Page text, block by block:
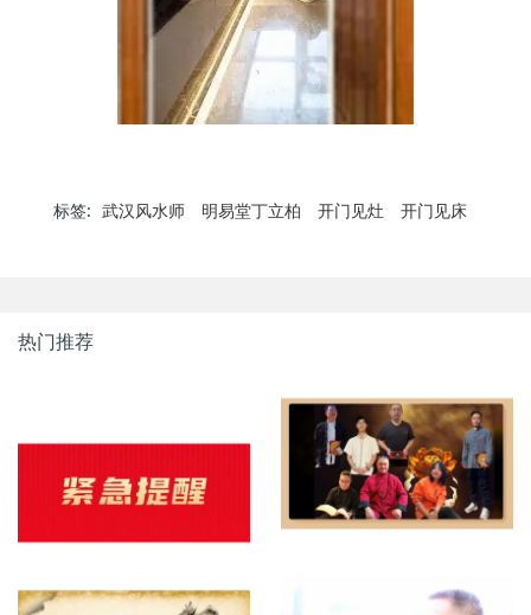
标签: 武汉风水师 明易堂丁立柏 开门见灶 开门见床
热门推荐